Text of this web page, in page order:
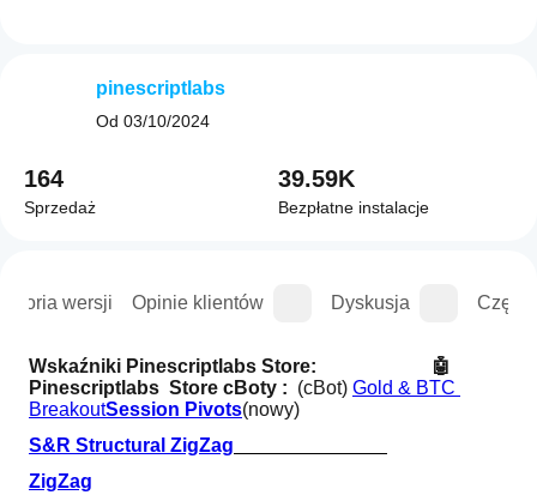
wersji Opinie klientów Dyskusja
Wskaźniki Pinescriptlabs Store:
🤖
Pinescriptlabs  Store cBoty : (cBot) Gold & BTC
BreakoutSession Pivots(nowy)
S&R Structural ZigZag
ZigZag
pinescriptlabs
Od 03/10/2024
164
Sprzedaż
39.59K
Bezpłatne instalacje